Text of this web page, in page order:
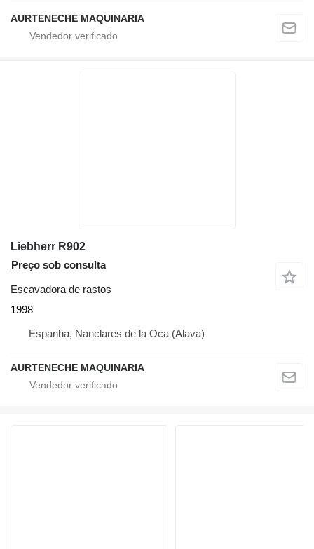
AURTENECHE MAQUINARIA
Liebherr R902
Preço sob consulta
Escavadora de rastos
1998
Espanha, Nanclares de la Oca (Alava)
AURTENECHE MAQUINARIA